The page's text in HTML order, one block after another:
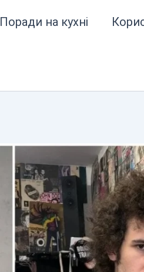
Поради на кухні